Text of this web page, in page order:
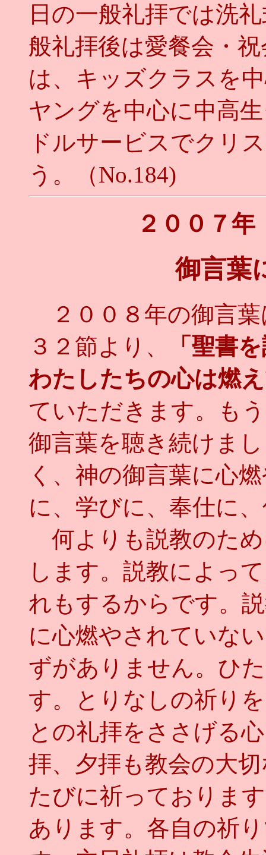
日の一般礼拝では洗
般礼拝後は愛餐会・
は、キッズクラスを
ヤングを中心に中高
ドルサービスでクリ
う。（No.184)
２００７
御言葉
２００８年の御言葉
３２節より、
「聖書
わたしたちの心は燃
ていただきます。も
御言葉を聴き続けま
く、神の御言葉に心
に、学びに、奉仕に
何よりも説教のた
します。説教によっ
れもするからです。
に心燃やされていな
ずがありません。ひ
す。とりなしの祈り
との礼拝をささげる
拝、夕拝も教会の大
たびに祈っておりま
あります。各自の祈